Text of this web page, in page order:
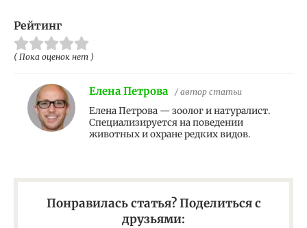
Рейтинг
( Пока оценок нет )
Елена Петрова / автор статьи
Елена Петрова — зоолог и натуралист.
Специализируется на поведении
животных и охране редких видов.
Понравилась статья? Поделиться с
друзьями: